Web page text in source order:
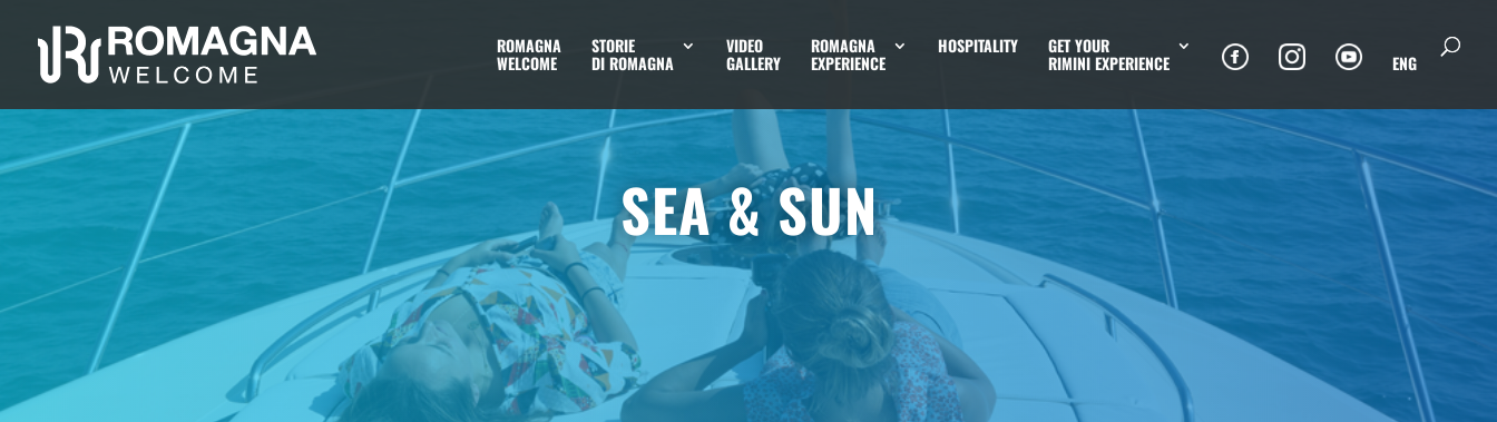
ROMAGNA
WELCOME
STORIE
DI ROMAGNA
VIDEO
GALLERY
ROMAGNA
EXPERIENCE
HOSPITALITY GET YOUR
RIMINI EXPERIENCE ENG
SEA & SUN